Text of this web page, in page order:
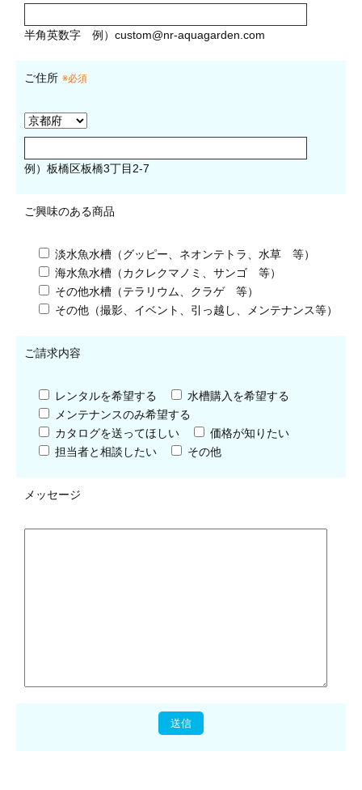
半角英数字 例） custom@nr-aquagarden.com
ご住所 ※必須
例）板橋区板橋3丁目2-7
ご興味のある商品
淡水魚水槽（グッピー、ネオンテトラ、水草 等）
海水魚水槽（カクレクマノミ、サンゴ 等）
その他水槽（テラリウム、クラゲ 等）
その他（撮影、イベント、引っ越し、メンテナンス等）
ご請求内容
レンタルを希望する
水槽購入を希望する
メンテナンスのみ希望する
カタログを送ってほしい
価格が知りたい
担当者と相談したい
その他
メッセージ